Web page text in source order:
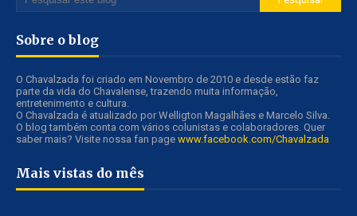
Sobre o blog
O Chavalzada foi criado em Novembro de 2010 e desde estão faz
parte da vida do Chavalense, trazendo muita informação,
entretenimento e cultura.
O Chavalzada é atualizado por Welligton Magalhães e Marcelo Silva.
O blog também conta com vários colunistas e colaboradores. Quer
saber mais? Visite nossa fan page www.facebook.com/Chavalzada
Mais vistas do mês